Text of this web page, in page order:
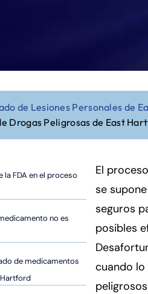
de Lesiones Personales de
Drogas Peligrosas de East
la FDA en el proceso
no es
de medicamentos
El
se
seguros
posibles
cuando